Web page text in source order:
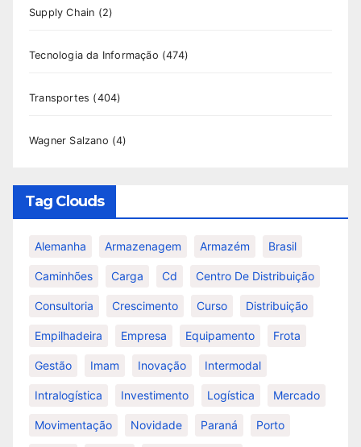
Supply Chain (2)
Tecnologia da Informação (474)
Transportes (404)
Wagner Salzano (4)
Tag Clouds
Alemanha Armazenagem Armazém Brasil
Caminhões Carga Cd Centro De Distribuição
Consultoria Crescimento Curso Distribuição
Empilhadeira Empresa Equipamento Frota
Gestão Imam Inovação Intermodal
Intralogística Investimento Logística Mercado
Movimentação Novidade Paraná Porto